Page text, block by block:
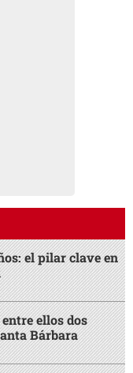
el pilar clave en
ellos dos
Bárbara